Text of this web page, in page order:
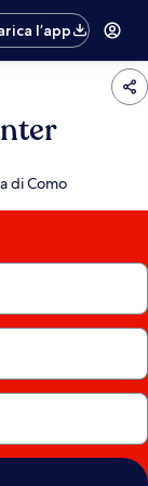
l’app
di Como